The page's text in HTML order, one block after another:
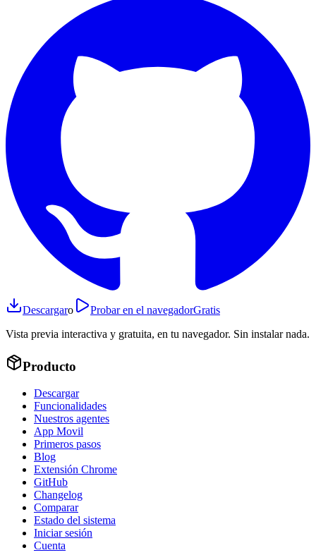
Descargaro Probar en el navegadorGratis
Vista previa interactiva y gratuita, en tu navegador. Sin instalar nada.
Producto
Descargar
Funcionalidades
Nuestros agentes
App Movil
Primeros pasos
Blog
Extensión Chrome
GitHub
Changelog
Comparar
Estado del sistema
Iniciar sesión
Cuenta